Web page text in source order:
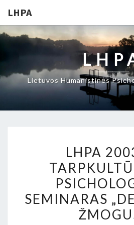
LHPA
Lietuvos Humanistinės
2003
LHPA
SEMINARAS